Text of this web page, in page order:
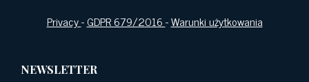
Privacy-GDPR 679/2016-Warunki użytkowania
NEWSLETTER